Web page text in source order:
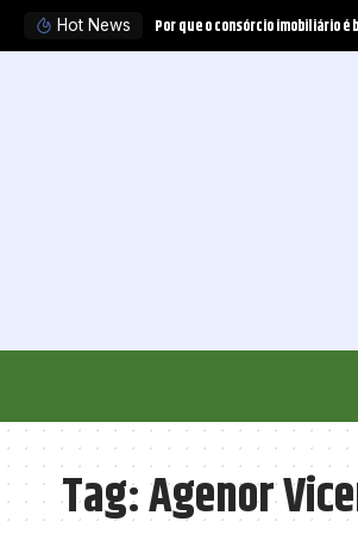
Hot News Por que o consórcio imobiliário
Tag:Agenor